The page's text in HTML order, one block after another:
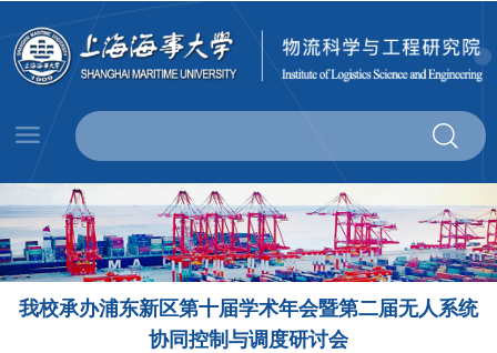
我校承办浦东新区第十届学术年会暨第二届无人系统
协同控制与调度研讨会